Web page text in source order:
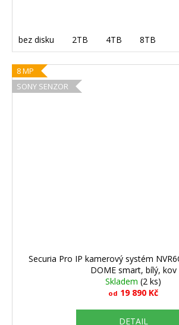
bez disku 2TB 4TB 8TB
8 MP
SONY SENZOR
Securia Pro IP kamerový systém
DOME smart, bílý, kov
Skladem (2 ks)
od 19 890 Kč
DETAIL